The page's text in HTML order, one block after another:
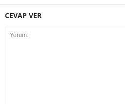
CEVAP VER